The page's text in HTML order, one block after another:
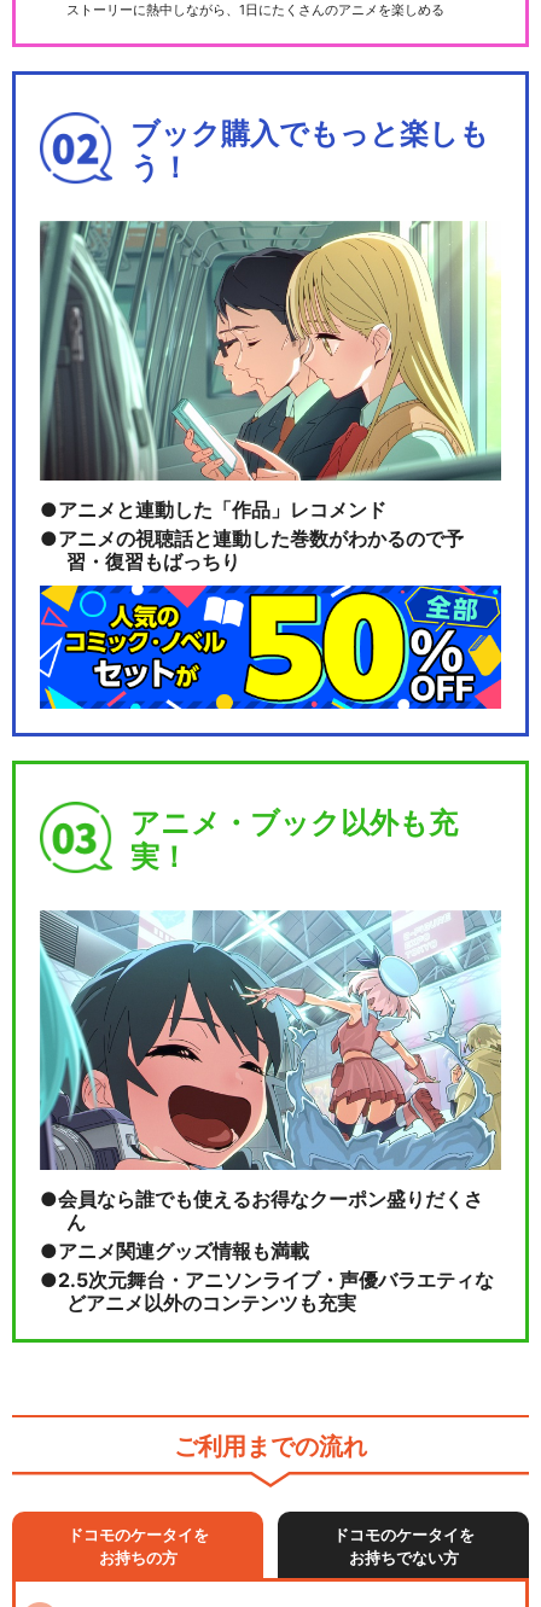
MANKAI STAGE『A3!』Trou
pe…
MANKAI STAGE『A3!』Trou
pe…
MANKAI STAGE『A3!』ACT
MANKAI STAGE『A3!』ACT
2! …
MANKAI STAGE『A3!』ACT
MANKAI STAGE『A3!』ACT
2! …
MANKAI STAGE『A3!』ACT
2! …
ストーリーに熱中しながら、1日にたくさんのアニメを楽しめる
ブック購入でもっと楽しも
う！
アニメと連動した「作品」レコメンド
アニメの視聴話と連動した巻数がわかるので予
習・復習もばっちり
アニメ・ブック以外も充
実！
会員なら誰でも使えるお得なクーポン盛りだくさ
ん
アニメ関連グッズ情報も満載
2.5次元舞台・アニソンライブ・声優バラエティな
どアニメ以外のコンテンツも充実
ご利用までの流れ
ドコモのケータイを
お持ちの方
ドコモのケータイを
お持ちでない方